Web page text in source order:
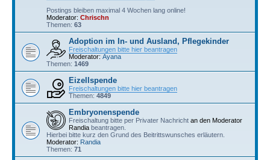
Postings bleiben maximal 4 Wochen lang online!
Moderator: Chrischn
Themen: 63
Adoption im In- und Ausland, Pflegekinder
Freischaltungen bitte hier beantragen
Moderator: Ayana
Themen: 1469
Eizellspende
Freischaltungen bitte hier beantragen
Themen: 4849
Embryonenspende
Freischaltung bitte per Privater Nachricht an den Moderator
Randia beantragen.
Hierbei bitte kurz den Grund des Beitrittswunsches erläutern.
Moderator: Randia
Themen: 71